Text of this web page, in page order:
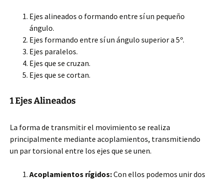
Ejes alineados o formando entre sí un pequeño
ángulo.
Ejes formando entre sí un ángulo superior a 5º.
Ejes paralelos.
Ejes que se cruzan.
Ejes que se cortan.
1 Ejes Alineados
La forma de transmitir el movimiento se realiza
principalmente mediante acoplamientos, transmitiendo
un par torsional entre los ejes que se unen.
Acoplamientos rígidos:Con ellos podemos unir dos